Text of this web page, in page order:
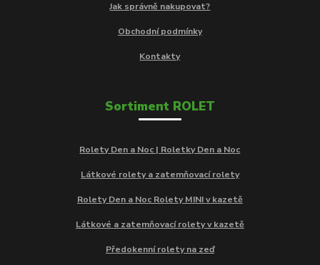
Jak správně nakupovat?
Obchodní podmínky
Kontakty
Sortiment ROLET
Rolety Den a Noc | Roletky Den a Noc
Látkové rolety a zatemňovací rolety
Rolety Den a Noc Rolety MINI v kazetě
Látkové a zatemňovací rolety v kazetě
Předokenní rolety na zeď